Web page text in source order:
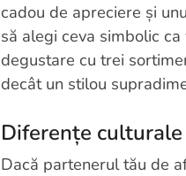
cadou de apreciere și
să alegi ceva simbolic
degustare cu trei
decât un stilou
Diferențe
Dacă partenerul tău de